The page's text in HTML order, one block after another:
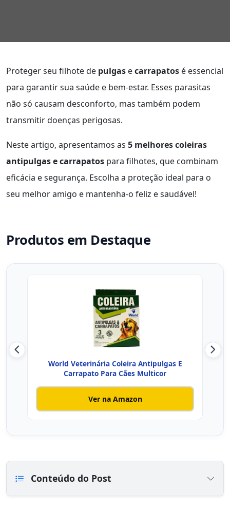
Proteger seu filhote de pulgas ecarrapatos é essencial
para garantir sua saúde e bem-estar. Esses parasitas
não só causam desconforto, mas também podem
transmitir doenças perigosas.
Neste artigo, apresentamos as 5 melhores coleiras
antipulgas e carrapatos para filhotes, que combinam
eficácia e segurança. Escolha a proteção ideal para o
seu melhor amigo e mantenha-o feliz e saudável!
Produtos em Destaque
World Veterinária Coleira Antipulgas E
Carrapato Para Cães Multicor
Ver na Amazon
Conteúdo do Post